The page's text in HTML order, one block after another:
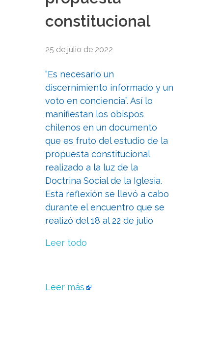
constitucional
25 de julio de 2022
“Es necesario un
discernimiento informado y un
voto en conciencia”. Así lo
manifiestan los obispos
chilenos en un documento
que es fruto del estudio de la
propuesta constitucional
realizado a la luz de la
Doctrina Social de la Iglesia.
Esta reflexión se llevó a cabo
durante el encuentro que se
realizó del 18 al 22 de julio
Leer todo
Leer más